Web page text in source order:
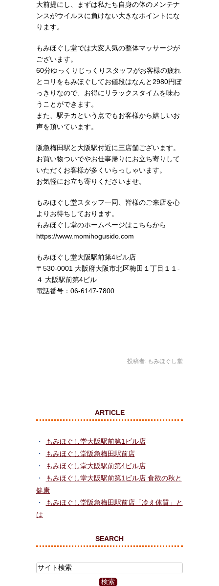
大前提にし、まずは私たち自身の体のメンテナ
ンスがウイルスに負けない大きなポイントにな
ります。
もみほぐし堂では大変人気の整体マッサージが
ございます。
60分ゆっくりじっくりスタッフがお客様の疲れ
とコリをもみほぐしてお値段はなんと2980円ぽ
っきりなので、お得にリラックスタイムを味わ
うことができます。
また、駅チカという点でもお客様から嬉しいお
声を頂いています。
阪急梅田駅と大阪駅付近に三店舗ございます。
お買い物ついでやお仕事帰りにお立ち寄りして
いただくお客様が多くいらっしゃいます。
お気軽にお立ち寄りくださいませ。
もみほぐし堂スタッフ一同、皆様のご来店を心
よりお待ちしております。
もみほぐし堂のホームページはこちらから
https://www.momihogusido.com
もみほぐし堂大阪駅前第4ビル店
〒530-0001 大阪府大阪市北区梅田１丁目１１-
４ 大阪駅前第4ビル
電話番号：06-6147-7800
投稿者: もみほぐし堂
ARTICLE
もみほぐし堂大阪駅前第1ビル店
もみほぐし堂阪急梅田駅前店
もみほぐし堂大阪駅前第4ビル店
もみほぐし堂大阪駅前第1ビル店 食欲の秋と
健康
もみほぐし堂阪急梅田駅前店「冷え体質」と
は
SEARCH